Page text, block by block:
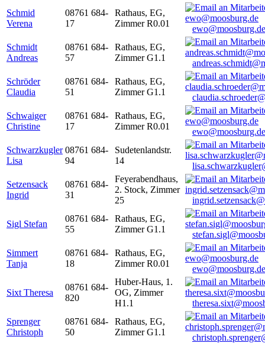
Schmid
Verena
08761 684-
17
Rathaus, EG,
Zimmer R0.01
ewo@moosburg.de
Schmidt
Andreas
08761 684-
57
Rathaus, EG,
Zimmer G1.1
Schröder
Claudia
08761 684-
51
Rathaus, EG,
Zimmer G1.1
Schwaiger
Christine
08761 684-
17
Rathaus, EG,
Zimmer R0.01
ewo@moosburg.de
Schwarzkugler
Lisa
08761 684-
94
Sudetenlandstr.
14
Setzensack
Ingrid
08761 684-
31
Feyerabendhaus,
2. Stock, Zimmer
25
Sigl Stefan
08761 684-
55
Rathaus, EG,
Zimmer G1.1
Simmert
Tanja
08761 684-
18
Rathaus, EG,
Zimmer R0.01
ewo@moosburg.de
Sixt Theresa
08761 684-
820
Huber-Haus, 1.
OG, Zimmer
H1.1
Sprenger
Christoph
08761 684-
50
Rathaus, EG,
Zimmer G1.1